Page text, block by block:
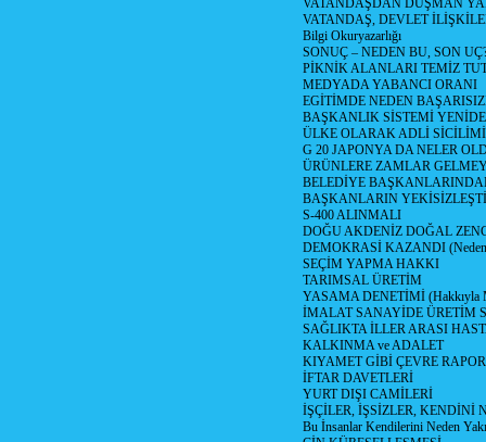
VATANDAŞDAN DÜŞMAN
VATANDAŞ, DEVLET
Bilgi Okuryazarlığı
SONUÇ – NEDEN BU, SON
PİKNİK ALANLARI TEMİZ
MEDYADA YABANCI ORANI
EGİTİMDE NEDEN
BAŞKANLIK SİSTEMİ
ÜLKE OLARAK ADLİ
G 20 JAPONYA DA NELER
ÜRÜNLERE ZAMLAR
BELEDİYE
BAŞKANLARIN
S-400 ALINMALI
DOĞU AKDENİZ DOĞAL
DEMOKRASİ KAZANDI (Neden
SEÇİM YAPMA HAKKI
TARIMSAL ÜRETİM
YASAMA DENETİMİ (Hakkıyla
İMALAT SANAYİDE ÜRETİM
SAĞLIKTA İLLER ARASI
KALKINMA ve ADALET
KIYAMET GİBİ ÇEVRE
İFTAR DAVETLERİ
YURT DIŞI CAMİLERİ
İŞÇİLER, İŞSİZLER, KENDİNİ
Bu İnsanlar Kendilerini Neden